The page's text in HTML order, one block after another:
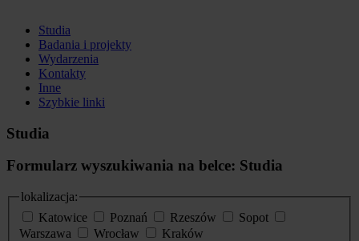
Studia
Badania i projekty
Wydarzenia
Kontakty
Inne
Szybkie linki
Studia
Formularz wyszukiwania na belce: Studia
lokalizacja:
Katowice
Poznań Rzeszów
Sopot
Warszawa
Wrocław
Kraków